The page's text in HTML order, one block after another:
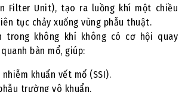
Filter Unit), tạo ra luồng khí một chiều
tục chảy xuống vùng phẫu thuật.
trong không khí không có cơ hội quay
bàn mổ, giúp:
nhiễm khuẩn vết mổ (SSI).
trường vô khuẩn.